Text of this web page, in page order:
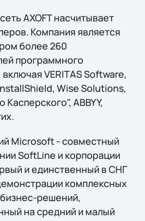
AXOFT насчитывает
Компания является
более 260
программного
VERITAS Software,
Wise Solutions,
ABBYY,
Microsoft - совместный
SoftLine и корпорации
и единственный в СНГ
комплексных
решений,
на средний и малый